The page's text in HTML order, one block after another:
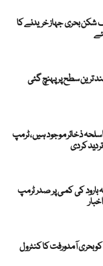
ڈالر کے 11 نئے برف شکن بحری جہاز خریدنے کا
ذخائر موجود ہیں، ٹرمپ
کردی
کی کمی پر صدر ٹرمپ
کو بحری آمدورفت کا کنٹرول